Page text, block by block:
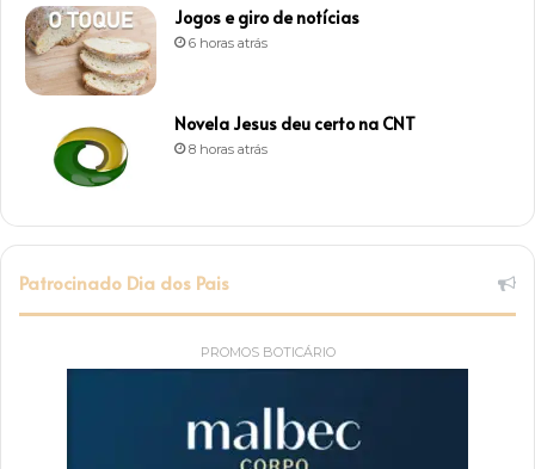
Jogos e giro de notícias
6 horas atrás
Novela Jesus deu certo na CNT
8 horas atrás
Patrocinado Dia dos Pais
PROMOS BOTICÁRIO